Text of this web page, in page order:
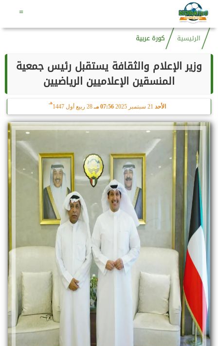
=
الرئيسية كورة عربية
وزير الإعلام والثقافة يستقبل رئيس جمعية
المنسقين الإعلاميين الرياضيين
الأحد 07:56 مـ 28 ربيع أول 1447
هـ